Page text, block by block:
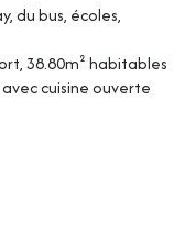
du bus, écoles,
38.80m² habitables
cuisine ouverte
Dépôt de